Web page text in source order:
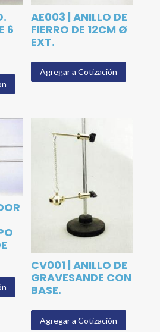
6
AE003 | ANILLO DE
FIERRO DE 12CM Ø
EXT.
Agregar a Cotización
CV001 | ANILLO DE
GRAVESANDE CON
BASE.
Agregar a Cotización